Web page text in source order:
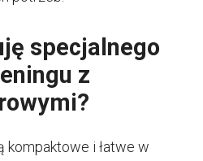
specjalnego
z
kompaktowe i łatwe w